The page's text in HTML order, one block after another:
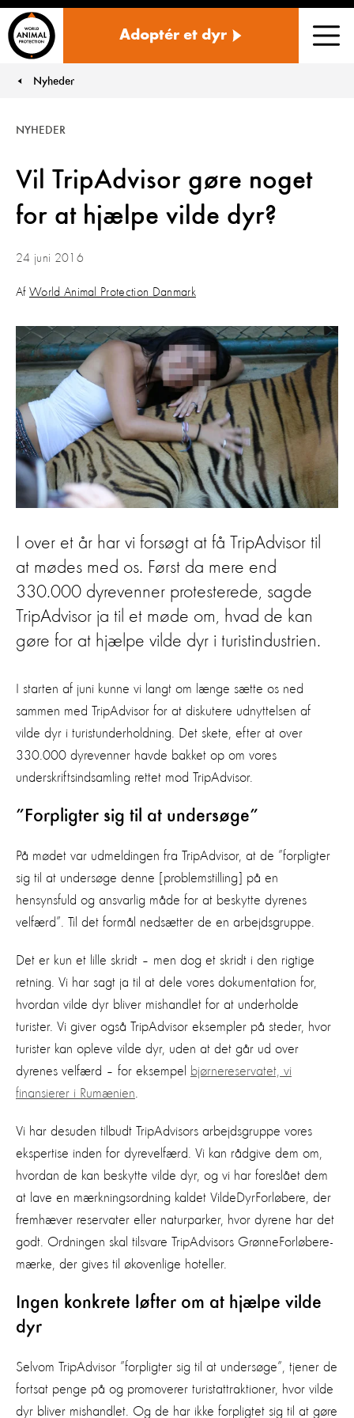
Adoptér et dyr
You are here:
Nyheder
Vil TripAdvisor gøre noget
for at hjælpe vilde dyr?
NYHEDER
24 juni 2016
Af World Animal Protection Danmark
I over et år har vi forsøgt at få TripAdvisor til
at mødes med os. Først da mere end
330.000 dyrevenner protesterede, sagde
TripAdvisor ja til et møde om, hvad de kan
gøre for at hjælpe vilde dyr i turistindustrien.
I starten af juni kunne vi langt om længe sætte os ned
sammen med TripAdvisor for at diskutere udnyttelsen af
vilde dyr i turistunderholdning. Det skete, efter at over
330.000 dyrevenner havde bakket op om vores
underskriftsindsamling rettet mod TripAdvisor.
”Forpligter sig til at undersøge”
På mødet var udmeldingen fra TripAdvisor, at de ”forpligter
sig til at undersøge denne [problemstilling] på en
hensynsfuld og ansvarlig måde for at beskytte dyrenes
velfærd”. Til det formål nedsætter de en arbejdsgruppe.
Det er kun et lille skridt – men dog et skridt i den rigtige
retning. Vi har sagt ja til at dele vores dokumentation for,
hvordan vilde dyr bliver mishandlet for at underholde
turister. Vi giver også TripAdvisor eksempler på steder, hvor
turister kan opleve vilde dyr, uden at det går ud over
dyrenes velfærd – for eksempel
bjørnereservatet, vi
finansierer i Rumænien
Vi har desuden tilbudt TripAdvisors arbejdsgruppe vores
ekspertise inden for dyrevelfærd. Vi kan rådgive dem om,
hvordan de kan beskytte vilde dyr, og vi har foreslået dem
at lave en mærkningsordning kaldet VildeDyrForløbere, der
fremhæver reservater eller naturparker, hvor dyrene har det
godt. Ordningen skal tilsvare TripAdvisors GrønneForløbere-
mærke, der gives til økovenlige hoteller.
Ingen konkrete løfter om at hjælpe vilde
dyr
Selvom TripAdvisor ”forpligter sig til at undersøge”, tjener de
fortsat penge på og promoverer turistattraktioner, hvor vilde
dyr bliver mishandlet. Og de har ikke forpligtet sig til at gøre